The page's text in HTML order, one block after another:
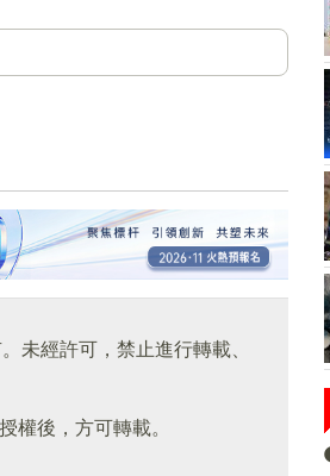
未經許可，禁止進行轉載、
權後，方可轉載。